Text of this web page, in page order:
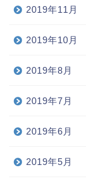
2019年11月
2019年10月
2019年8月
2019年7月
2019年6月
2019年5月